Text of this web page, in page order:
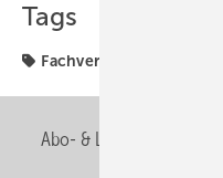
Tags
Fachverband
Abo- & Leserservice